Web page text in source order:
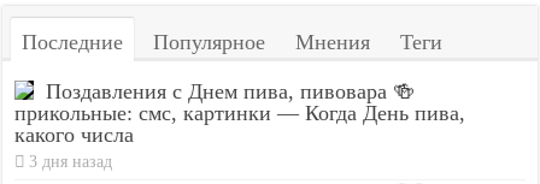
Последние Популярное Мнения Теги
Поздавления с Днем пива, пивовара 🍻
прикольные: смс, картинки — Когда День пива,
какого числа
3 дня назад